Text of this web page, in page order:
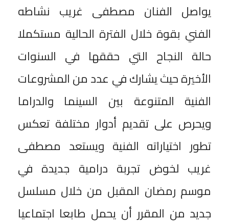
يواصل الفنان مصطفى غريب نشاطه
الفني بقوة خلال الفترة الحالية مستكملا
حالة النجاح التي حققها في السنوات
الأخيرة حيث يشارك في عدد من المشروعات
الفنية المتنوعة بين السينما والدراما
ويحرص على تقديم أدوار مختلفة تعكس
تطور اختياراته الفنية ويستعد مصطفى
غريب لخوض تجربة درامية جديدة في
موسم رمضان المقبل من خلال مسلسل
جديد من المقرر أن يحمل طابعا اجتماعيا